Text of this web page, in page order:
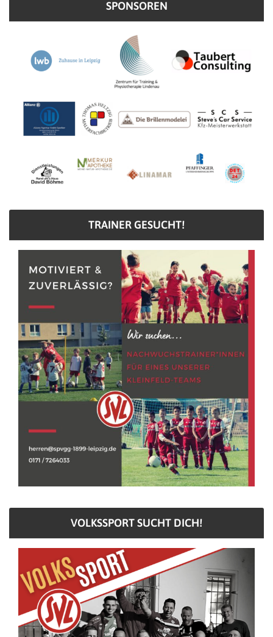
SPONSOREN
TRAINER GESUCHT!
VOLKSSPORT SUCHT DICH!